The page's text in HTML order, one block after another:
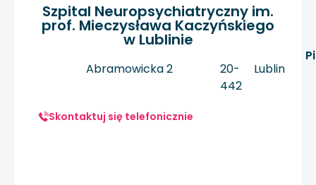
Szpital Neuropsychiatryczny im.
prof. Mieczysława Kaczyńskiego
w Lublinie
Abramowicka 2
20-
442
Lublin
Skontaktuj się telefonicznie